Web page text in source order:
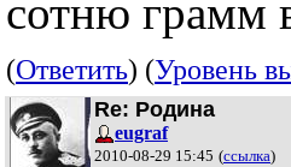
трещит в
Нам,
сотню грамм
(Ответить) (Уровень
Re: Родина
eugraf
2010-08-29 15:45 (ссылка)